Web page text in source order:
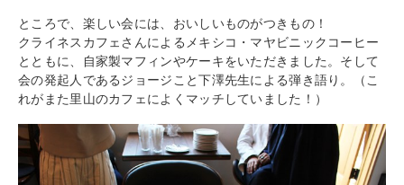
ところで、楽しい会には、おいしいものがつきもの！
クライネスカフェさんによるメキシコ・マヤビニックコーヒー
とともに、自家製マフィンやケーキをいただきました。そして
会の発起人であるジョージこと下澤先生による弾き語り。（こ
れがまた里山のカフェによくマッチしていました！）